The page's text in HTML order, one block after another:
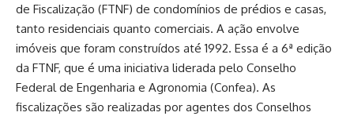
de Fiscalização (FTNF) de condomínios de prédios e casas,
tanto residenciais quanto comerciais. A ação envolve
imóveis que foram construídos até 1992. Essa é a 6ª edição
da FTNF, que é uma iniciativa liderada pelo Conselho
Federal de Engenharia e Agronomia (Confea). As
fiscalizações são realizadas por agentes dos Conselhos